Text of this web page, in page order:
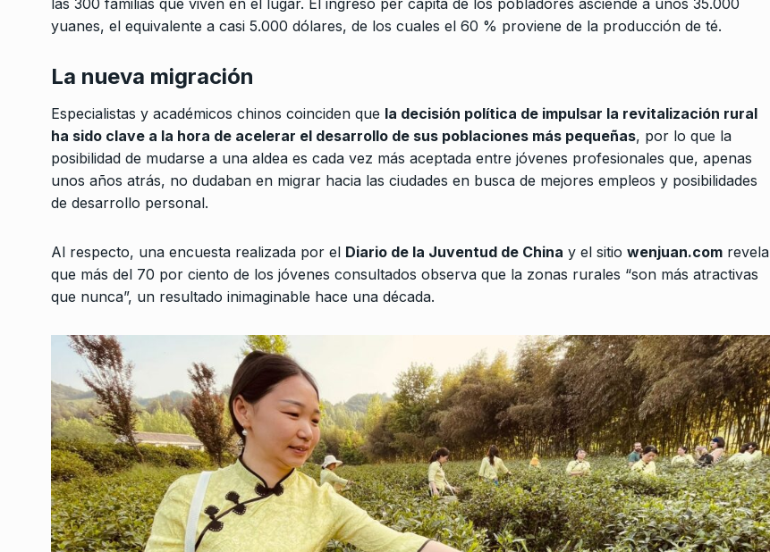
yuanes, el equivalente a casi 5.000 dólares, de los cuales el 60 % proviene de la producción de té.
La nueva migración
Especialistas y académicos chinos coinciden que la decisión política de impulsar la revitalización rural
ha sido clave a la hora de acelerar el desarrollo de sus poblaciones más pequeñas, por lo que la
posibilidad de mudarse a una aldea es cada vez más aceptada entre jóvenes profesionales que, apenas
unos años atrás, no dudaban en migrar hacia las ciudades en busca de mejores empleos y posibilidades
de desarrollo personal.
Al respecto, una encuesta realizada por el Diario de la Juventud de China y el sitio wenjuan.com revela
que más del 70 por ciento de los jóvenes consultados observa que la zonas rurales “son más atractivas
que nunca”, un resultado inimaginable hace una década.